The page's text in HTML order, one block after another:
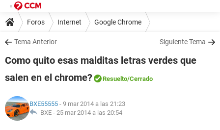
Foros Internet Google Chrome
Tema Anterior Siguiente Tema
Como quito esas malditas letras verdes que
salen en el chrome?
Resuelto/Cerrado
BXE55555 - 9 mar 2014 a las 21:23
BXE - 25 mar 2014 a las 20:54